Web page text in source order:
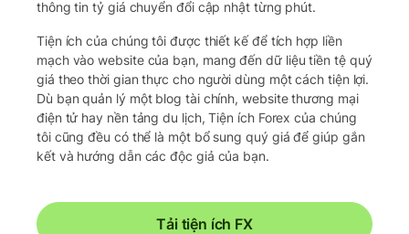
thông tin tỷ giá chuyển đổi cập nhật từng phút.
Tiện ích của chúng tôi được thiết kế để tích hợp liền
mạch vào website của bạn, mang đến dữ liệu tiền tệ quý
giá theo thời gian thực cho người dùng một cách tiện lợi.
Dù bạn quản lý một blog tài chính, website thương mại
điện tử hay nền tảng du lịch, Tiện ích Forex của chúng
tôi cũng đều có thể là một bổ sung quý giá để giúp gắn
kết và hướng dẫn các độc giả của bạn.
Tải tiện ích FX